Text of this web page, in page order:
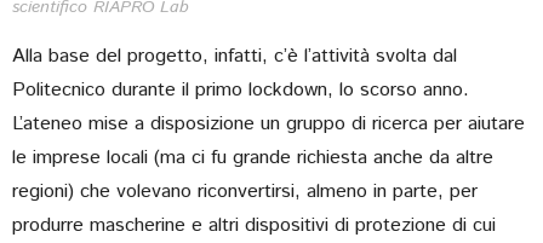
scientifico RIAPRO Lab
Alla base del progetto, infatti, c’è l’attività svolta dal
Politecnico durante il primo lockdown, lo scorso anno.
L’ateneo mise a disposizione un gruppo di ricerca per aiutare
le imprese locali (ma ci fu grande richiesta anche da altre
regioni) che volevano riconvertirsi, almeno in parte, per
produrre mascherine e altri dispositivi di protezione di cui